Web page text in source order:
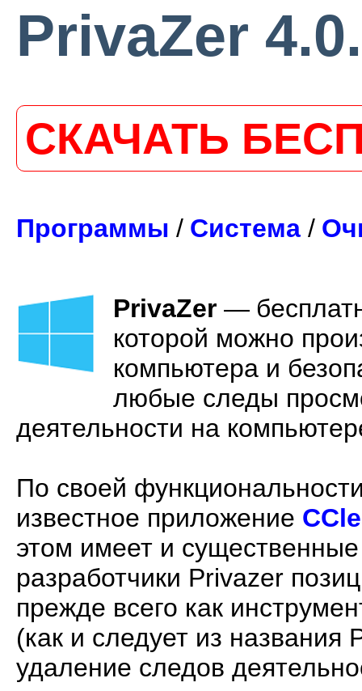
PrivaZer
СКАЧАТЬ
Программы / Система /
PrivaZer —
которой можно
компьютера и
любые следы
деятельности на
По своей
известное приложение
этом имеет и
разработчики Privazer
прежде всего как
(как и следует из
удаление следов